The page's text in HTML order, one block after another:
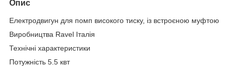
Опис
Електродвигун для помп високого тиску, із встроєною муфтою
Виробництва Ravel Італія
Технічні характеристики
Потужність 5.5 квт